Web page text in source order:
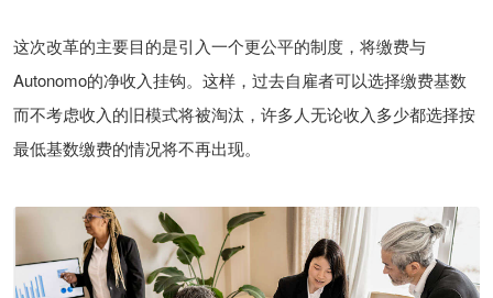
这次改革的主要目的是引入一个更公平的制度，将缴费与
Autonomo的净收入挂钩。这样，过去自雇者可以选择缴费基数
而不考虑收入的旧模式将被淘汰，许多人无论收入多少都选择按
最低基数缴费的情况将不再出现。